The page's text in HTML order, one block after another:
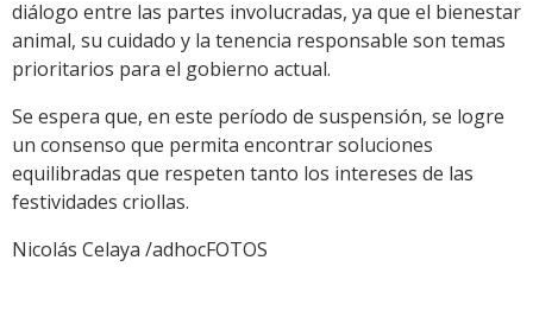
diálogo entre las partes involucradas, ya que el bienestar
animal, su cuidado y la tenencia responsable son temas
prioritarios para el gobierno actual.
Se espera que, en este período de suspensión, se logre
un consenso que permita encontrar soluciones
equilibradas que respeten tanto los intereses de las
festividades criollas.
Nicolás Celaya /adhocFOTOS